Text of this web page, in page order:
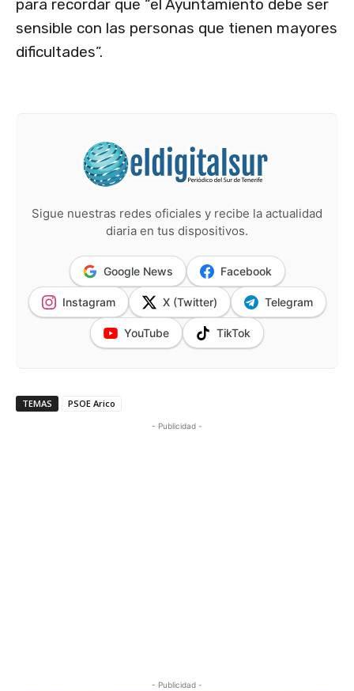
para recordar que “el Ayuntamiento debe ser
sensible con las personas que tienen mayores
dificultades”.
Sigue nuestras redes oficiales y recibe la actualidad
diaria en tus dispositivos.
Google News Facebook
Instagram X (Twitter) Telegram
YouTube TikTok
TEMAS PSOE Arico
- Publicidad -
- Publicidad -